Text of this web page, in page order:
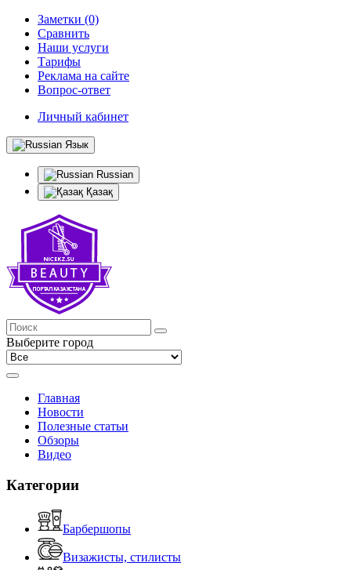
Заметки (0)
Сравнить
Наши услуги
Тарифы
Реклама на сайте
Вопрос-ответ
Личный кабинет
Язык
Russian
Қазақ
Выберите город
Главная
Новости
Полезные статьи
Обзоры
Видео
Категории
Барбершопы
Визажисты, стилисты